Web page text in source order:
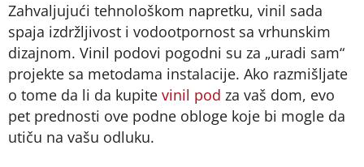
Zahvaljujući tehnološkom napretku, vinil sada
spaja izdržljivost i vodootpornost sa vrhunskim
dizajnom. Vinil podovi pogodni su za „uradi sam“
projekte sa metodama instalacije. Ako razmišljate
o tome da li da kupite vinil pod za vaš dom, evo
pet prednosti ove podne obloge koje bi mogle da
utiču na vašu odluku.